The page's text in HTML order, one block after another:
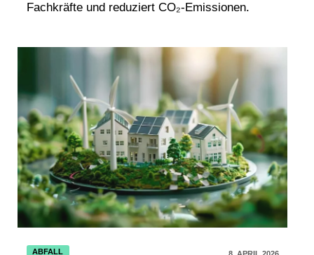
Fachkräfte und reduziert CO₂-Emissionen.
ABFALL